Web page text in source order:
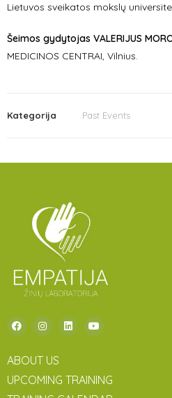
Lietuvos sveikatos mokslų
Šeimos gydytojas VALERIJUS
MEDICINOS CENTRAI, Vilnius.
Kategorija Past Events
ABOUT US
UPCOMING TRAINING